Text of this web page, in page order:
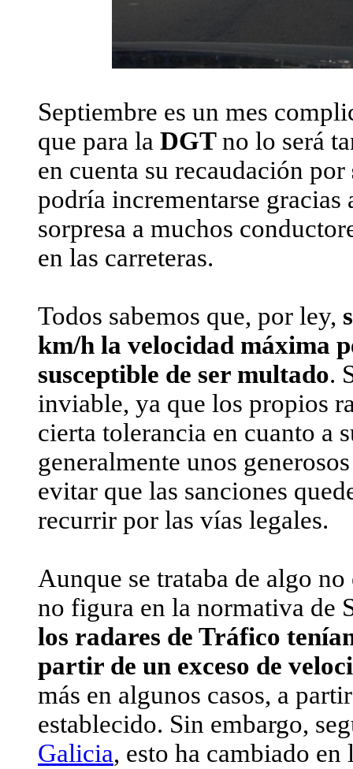
Septiembre es un mes
que para la DGTno lo será
en cuenta su recaudación por
podría incrementarse
sorpresa a muchos
en las carreteras.
Todos sabemos que, por ley,
km/h la velocidad máxima
susceptible de ser multado.
inviable, ya que los propios
cierta tolerancia en cuanto a
generalmente unos
evitar que las sanciones
recurrir por las vías legales.
Aunque se trataba de algo
no figura en la normativa de
los radares de Tráfico
partir de un exceso de
más en algunos casos, a
establecido. Sin embargo,
Galicia, esto ha cambiado en